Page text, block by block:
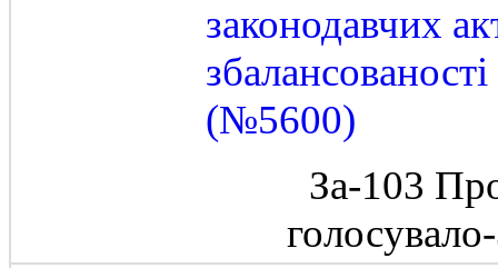
законодавчих
(№5600)
За-103